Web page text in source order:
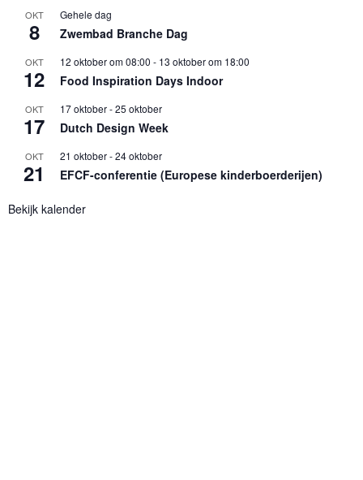
OKT
8
Gehele dag
Zwembad Branche Dag
OKT
12
12 oktober om 08:00 - 13 oktober om 18:00
Food Inspiration Days Indoor
OKT
17
17 oktober-25 oktober
Dutch Design Week
OKT
21
21 oktober-24 oktober
EFCF-conferentie (Europese kinderboerderijen)
Bekijk kalender